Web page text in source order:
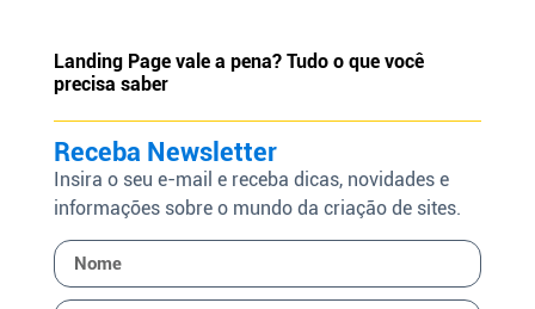
Landing Page vale a pena? Tudo o que você
precisa saber
Receba Newsletter
Insira o seu e-mail e receba dicas, novidades e
informações sobre o mundo da criação de sites.